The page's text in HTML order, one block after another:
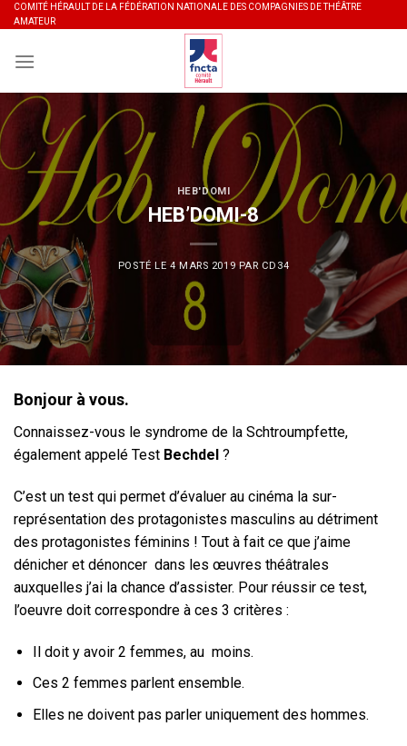
Skip
to
content
COMITÉ HÉRAULT DE LA FÉDÉRATION NATIONALE DES COMPAGNIES DE THÉÂTRE
AMATEUR
HEB'DOMI
HEB’DOMI-8
POSTÉ LE4 MARS 2019PAR CD34
Bonjour à vous.
Connaissez-vous le syndrome de la Schtroumpfette,
également appelé Test Bechdel ?
C’est un test qui permet d’évaluer au cinéma la sur-
représentation des protagonistes masculins au détriment
des protagonistes féminins ! Tout à fait ce que j’aime
dénicher et dénoncer dans les œuvres théâtrales
auxquelles j’ai la chance d’assister. Pour réussir ce test,
l’oeuvre doit correspondre à ces 3 critères :
Il doit y avoir 2 femmes, au moins.
Ces 2 femmes parlent ensemble.
Elles ne doivent pas parler uniquement des hommes.